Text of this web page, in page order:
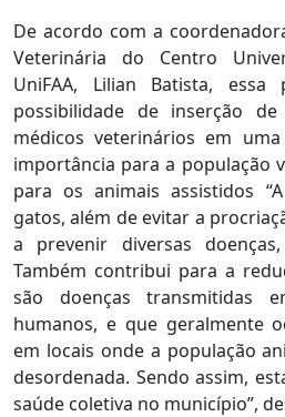
De acordo com a
Veterinária do Centro
UniFAA, Lilian Batista, essa
possibilidade de inserção
médicos veterinários em
importância para a população
para os animais assistidos
gatos, além de evitar a
a prevenir diversas
Também contribui para a
são doenças transmitidas
humanos, e que geralmente
em locais onde a população
desordenada. Sendo assim,
saúde coletiva no município”,